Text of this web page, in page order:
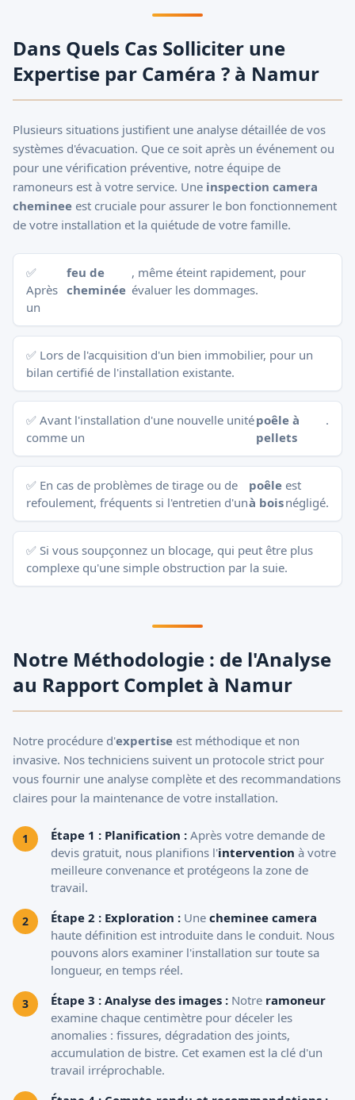
Dans Quels Cas Solliciter une
Expertise par Caméra ? à Namur
Plusieurs situations justifient une analyse détaillée de vos
systèmes d'évacuation. Que ce soit après un événement ou
pour une vérification préventive, notre équipe de
ramoneurs est à votre service. Une inspection camera
cheminee est cruciale pour assurer le bon fonctionnement
de votre installation et la quiétude de votre famille.
✅
Après
un
feu de
cheminée
, même éteint rapidement, pour
évaluer les dommages.
✅ Lors de l'acquisition d'un bien immobilier, pour un
bilan certifié de l'installation existante.
✅ Avant l'installation d'une nouvelle unité
comme un
poêle à
pellets
.
✅ En cas de problèmes de tirage ou de
refoulement, fréquents si l'entretien d'un
poêle
à bois
est
négligé.
✅ Si vous soupçonnez un blocage, qui peut être plus
complexe qu'une simple obstruction par la suie.
Notre Méthodologie : de l'Analyse
au Rapport Complet à Namur
Notre procédure d'expertise est méthodique et non
invasive. Nos techniciens suivent un protocole strict pour
vous fournir une analyse complète et des recommandations
claires pour la maintenance de votre installation.
Étape 1 : Planification : Après votre demande de
devis gratuit, nous planifions l'intervention à votre
meilleure convenance et protégeons la zone de
travail.
Étape 2 : Exploration : Une cheminee camera
haute définition est introduite dans le conduit. Nous
pouvons alors examiner l'installation sur toute sa
longueur, en temps réel.
Étape 3 : Analyse des images : Notre ramoneur
examine chaque centimètre pour déceler les
anomalies : fissures, dégradation des joints,
accumulation de bistre. Cet examen est la clé d'un
travail irréprochable.